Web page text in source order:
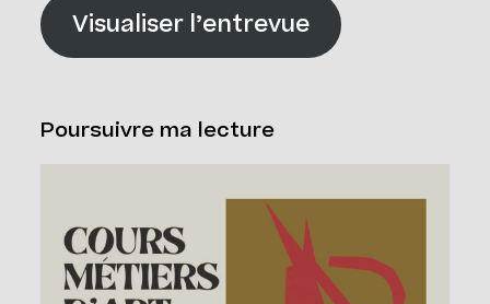
Visualiser l’entrevue
Poursuivre ma lecture